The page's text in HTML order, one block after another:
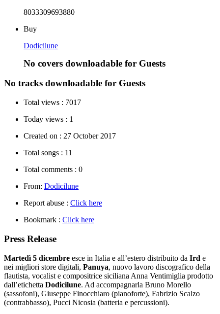
8033309693880
Buy
Dodicilune
No covers downloadable for Guests
No tracks downloadable for Guests
Total views : 7017
Today views : 1
Created on : 27 October 2017
Total songs : 11
Total comments : 0
From: Dodicilune
Report abuse : Click here
Bookmark : Click here
Press Release
Martedì 5 dicembre esce in Italia e all’estero distribuito da Ird e
nei migliori store digitali, Panuya, nuovo lavoro discografico della
flautista, vocalist e compositrice siciliana Anna Ventimiglia prodotto
dall’etichetta Dodicilune. Ad accompagnarla Bruno Morello
(sassofoni), Giuseppe Finocchiaro (pianoforte), Fabrizio Scalzo
(contrabbasso), Pucci Nicosia (batteria e percussioni).